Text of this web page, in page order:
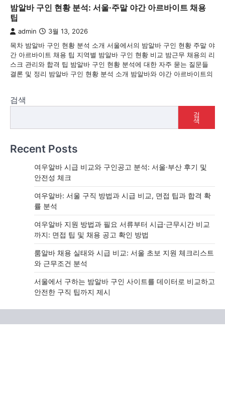
밤알바 구인 현황 분석: 서울·주말 야간 아르바이트 채용
팁
admin 3월 13, 2026
목차 밤알바 구인 현황 분석 소개 서울에서의 밤알바 구인 현황 주말 야
간 아르바이트 채용 팁 지역별 밤알바 구인 현황 비교 밤근무 채용의 리
스크 관리와 합격 팁 밤알바 구인 현황 분석에 대한 자주 묻는 질문들
결론 및 정리 밤알바 구인 현황 분석 소개 밤알바와 야간 아르바이트의
검색
검
색
Recent Posts
여우알바 시급 비교와 구인공고 분석: 서울·부산 후기 및
안전성 체크
여우알바: 서울 구직 방법과 시급 비교, 면접 팁과 합격 확
률 분석
여우알바 지원 방법과 필요 서류부터 시급·근무시간 비교
까지: 면접 팁 및 채용 공고 확인 방법
룸알바 채용 실태와 시급 비교: 서울 초보 지원 체크리스트
와 근무조건 분석
서울에서 구하는 밤알바 구인 사이트를 데이터로 비교하고
안전한 구직 팁까지 제시